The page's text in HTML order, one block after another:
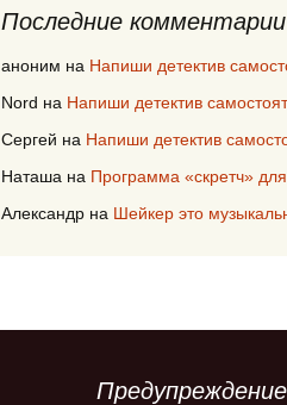
Последние комментарии
аноним на Напиши детектив
Nord на Напиши детектив
Сергей на Напиши детектив
Наташа на Программа «скретч»
Александр на Шейкер это
Предупреждение